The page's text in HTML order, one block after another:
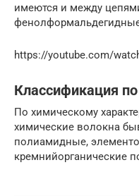
имеются и между
https://youtube.com/
Классификация
По химическому
химические волокна
полиамидные,
кремнийорганические